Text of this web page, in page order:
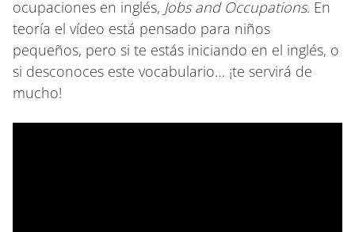
ocupaciones en inglés, Jobs and Occupations. En
teoría el vídeo está pensado para niños
pequeños, pero si te estás iniciando en el inglés, o
si desconoces este vocabulario… ¡te servirá de
mucho!